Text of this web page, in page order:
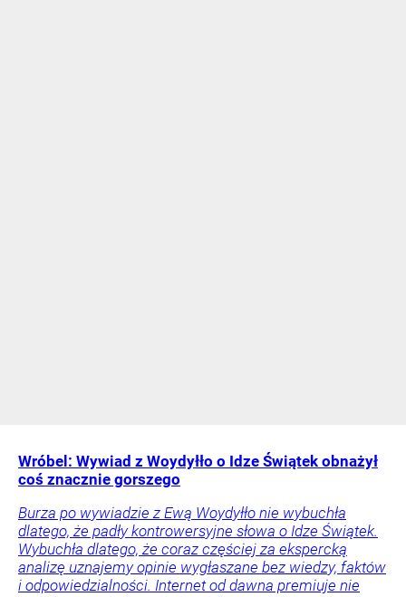
Wróbel: Wywiad z Woydyłło o Idze Świątek obnażył
coś znacznie gorszego
Burza po wywiadzie z Ewą Woydyłło nie wybuchła
dlatego, że padły kontrowersyjne słowa o Idze Świątek.
Wybuchła dlatego, że coraz częściej za ekspercką
analizę uznajemy opinie wygłaszane bez wiedzy, faktów
i odpowiedzialności. Internet od dawna premiuje nie